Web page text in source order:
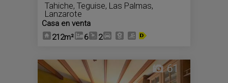
Tahiche, Teguise, Las Palmas,
Lanzarote
Casa en venta
212m²
6 2
61